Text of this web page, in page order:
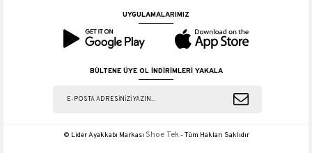
UYGULAMALARIMIZ
BÜLTENE ÜYE OL İNDİRİMLERİ YAKALA
© Lider Ayakkabı Markası Shoe Tek- Tüm Hakları Saklıdır